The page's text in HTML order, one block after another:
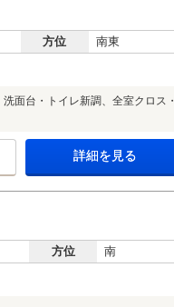
方位 南東
面台・トイレ新調、全室クロス・
詳細を見る
方位 南